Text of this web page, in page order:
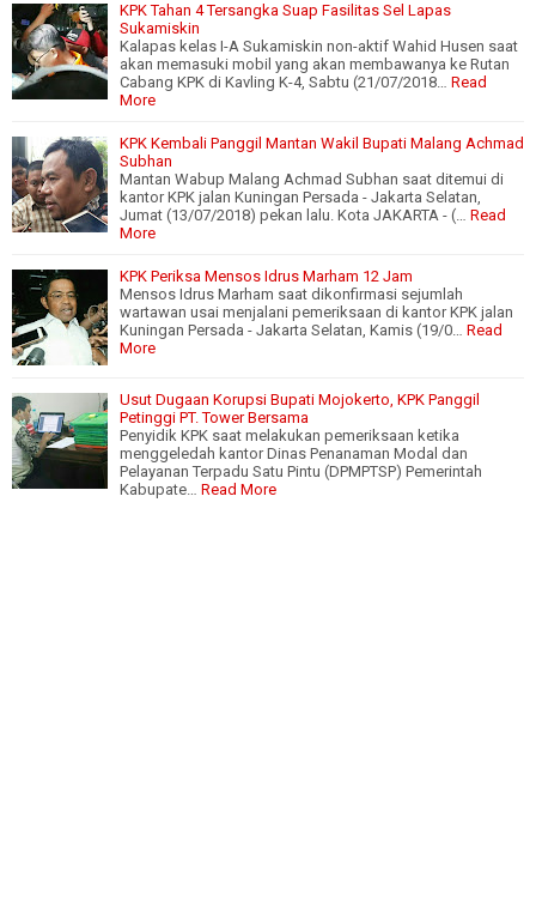
KPK Tahan 4 Tersangka Suap Fasilitas Sel Lapas
Sukamiskin
Kalapas kelas I-A Sukamiskin non-aktif Wahid Husen saat
akan memasuki mobil yang akan membawanya ke Rutan
Cabang KPK di Kavling K-4, Sabtu (21/07/2018… Read
More
KPK Kembali Panggil Mantan Wakil Bupati Malang Achmad
Subhan
Mantan Wabup Malang Achmad Subhan saat ditemui di
kantor KPK jalan Kuningan Persada - Jakarta Selatan,
Jumat (13/07/2018) pekan lalu. Kota JAKARTA - (… Read
More
KPK Periksa Mensos Idrus Marham 12 Jam
Mensos Idrus Marham saat dikonfirmasi sejumlah
wartawan usai menjalani pemeriksaan di kantor KPK jalan
Kuningan Persada - Jakarta Selatan, Kamis (19/0… Read
More
Usut Dugaan Korupsi Bupati Mojokerto, KPK Panggil
Petinggi PT. Tower Bersama
Penyidik KPK saat melakukan pemeriksaan ketika
menggeledah kantor Dinas Penanaman Modal dan
Pelayanan Terpadu Satu Pintu (DPMPTSP) Pemerintah
Kabupate… Read More